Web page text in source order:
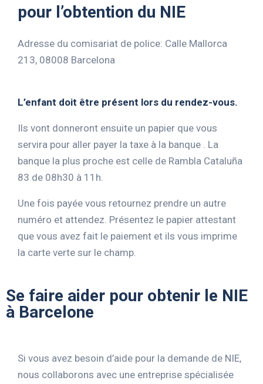
pour l’obtention du NIE
Adresse du comisariat de police: Calle Mallorca
213, 08008 Barcelona
L’enfant doit être présent lors du rendez-vous.
Ils vont donneront ensuite un papier que vous
servira pour aller payer la taxe à la banque . La
banque la plus proche est celle de Rambla Cataluña
83 de 08h30 à 11h.
Une fois payée vous retournez prendre un autre
numéro et attendez. Présentez le papier attestant
que vous avez fait le paiement et ils vous imprime
la carte verte sur le champ.
Se faire aider pour obtenir le NIE
à Barcelone
Si vous avez besoin d’aide pour la demande de NIE,
nous collaborons avec une entreprise spécialisée